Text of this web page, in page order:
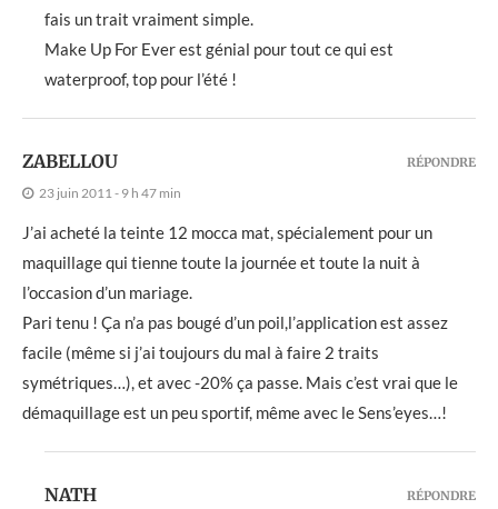
fais un trait vraiment simple.
Make Up For Ever est génial pour tout ce qui est
waterproof, top pour l’été !
ZABELLOU
23 juin 2011 - 9 h 47 min
J’ai acheté la teinte 12 mocca mat, spécialement pour un
maquillage qui tienne toute la journée et toute la nuit à
l’occasion d’un mariage.
Pari tenu ! Ça n’a pas bougé d’un poil,l’application est assez
facile (même si j’ai toujours du mal à faire 2 traits
symétriques…), et avec -20% ça passe. Mais c’est vrai que le
démaquillage est un peu sportif, même avec le Sens’eyes…!
RÉPONDRE
NATH RÉPONDRE